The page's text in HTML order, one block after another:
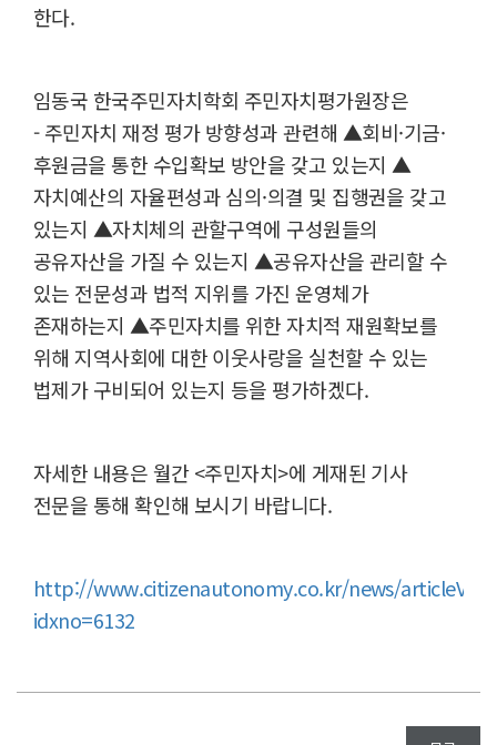
한다.
임동국 한국주민자치학회 주민자치평가원장은
- 주민자치 재정 평가 방향성과 관련해 ▲회비·기금·
후원금을 통한 수입확보 방안을 갖고 있는지 ▲
자치예산의 자율편성과 심의·의결 및 집행권을 갖고
있는지 ▲자치체의 관할구역에 구성원들의
공유자산을 가질 수 있는지 ▲공유자산을 관리할 수
있는 전문성과 법적 지위를 가진 운영체가
존재하는지 ▲주민자치를 위한 자치적 재원확보를
위해 지역사회에 대한 이웃사랑을 실천할 수 있는
법제가 구비되어 있는지 등을 평가하겠다.
자세한 내용은 월간 <주민자치>에 게재된 기사
전문을 통해 확인해 보시기 바랍니다.
http://www.citizenautonomy.co.kr/news/
idxno=6132